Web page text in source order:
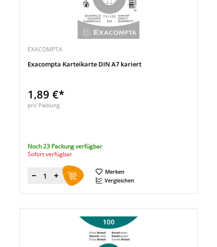
EXACOMPTA
Exacompta Karteikarte DIN A7 kariert
1,89 €*
pro Packung
Noch 23 Packung verfügbar
Sofort verfügbar
Menge
Merken
Vergleichen